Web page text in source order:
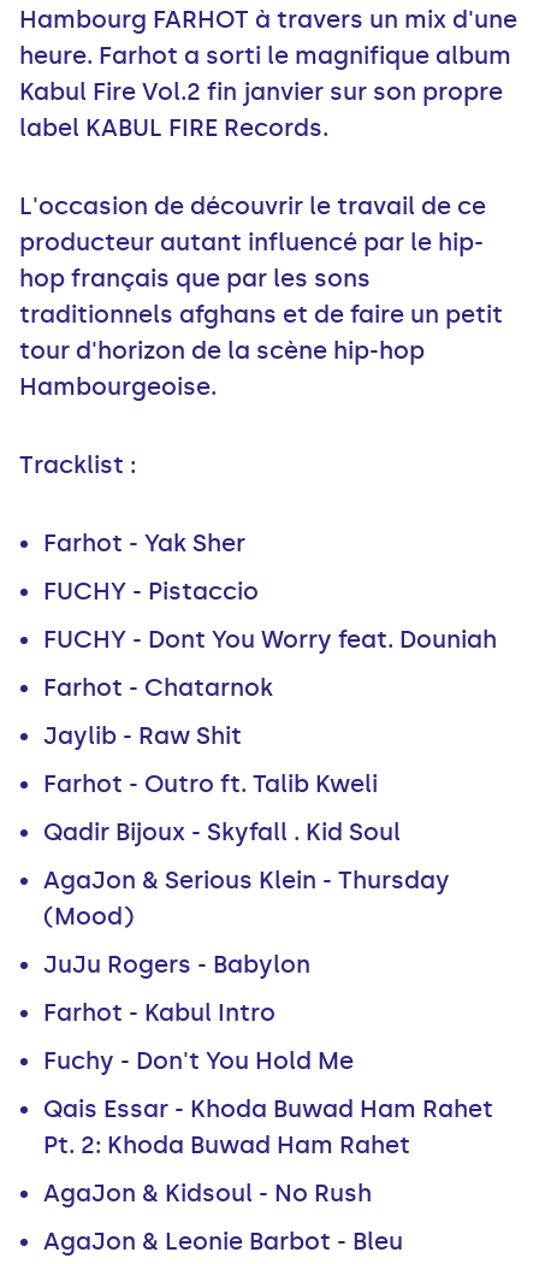
Hambourg FARHOT à travers un mix d'une
heure. Farhot a sorti le magnifique album
Kabul Fire Vol.2 fin janvier sur son propre
label KABUL FIRE Records.
L'occasion de découvrir le travail de ce
producteur autant influencé par le hip-
hop français que par les sons
traditionnels afghans et de faire un petit
tour d'horizon de la scène hip-hop
Hambourgeoise.
Tracklist :
Farhot - Yak Sher
FUCHY - Pistaccio
FUCHY - Dont You Worry feat. Douniah
Farhot - Chatarnok
Jaylib - Raw Shit
Farhot - Outro ft. Talib Kweli
Qadir Bijoux - Skyfall . Kid Soul
AgaJon & Serious Klein - Thursday
(Mood)
JuJu Rogers - Babylon
Farhot - Kabul Intro
Fuchy - Don't You Hold Me
Qais Essar - Khoda Buwad Ham Rahet
Pt. 2: Khoda Buwad Ham Rahet
AgaJon & Kidsoul - No Rush
AgaJon & Leonie Barbot - Bleu